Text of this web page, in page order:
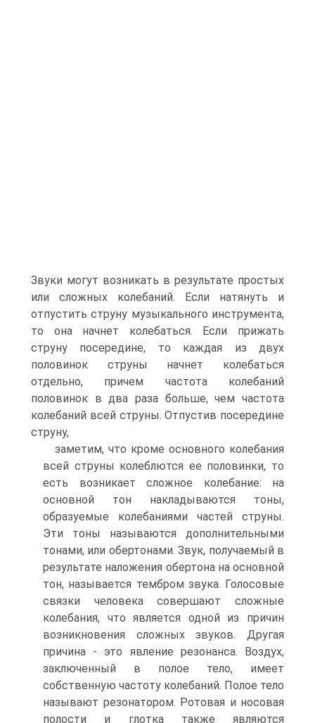
Звуки могут возникать в результате простых
или сложных колебаний. Если натянуть и
отпустить струну музыкаль­ного инструмента,
то она начнет колебаться. Если прижать
струну посередине, то каждая из двух
половинок струны начнет колебаться
отдельно, причем частота колебаний
половинок в два раза больше, чем частота
колебаний всей струны. Отпустив посередине
струну,
заметим, что кроме основного колебания
всей струны колеблются ее половинки, то
есть возникает сложное колебание: на
основной тон накладываются тоны,
образуемые колебаниями частей струны.
Эти тоны называются дополнительными
тонами, или обертонами. Звук, получаемый в
результате наложения обертона на основной
тон, называется тембром звука. Голосовые
связки человека совер­шают сложные
колебания, что является одной из причин
возникно­вения сложных звуков. Другая
причина - это явление резонанса. Воздух,
заключенный в полое тело, имеет
собственную частоту ко­лебаний. Полое тело
называют резонатором. Ротовая и носовая
по­лости и глотка также являются